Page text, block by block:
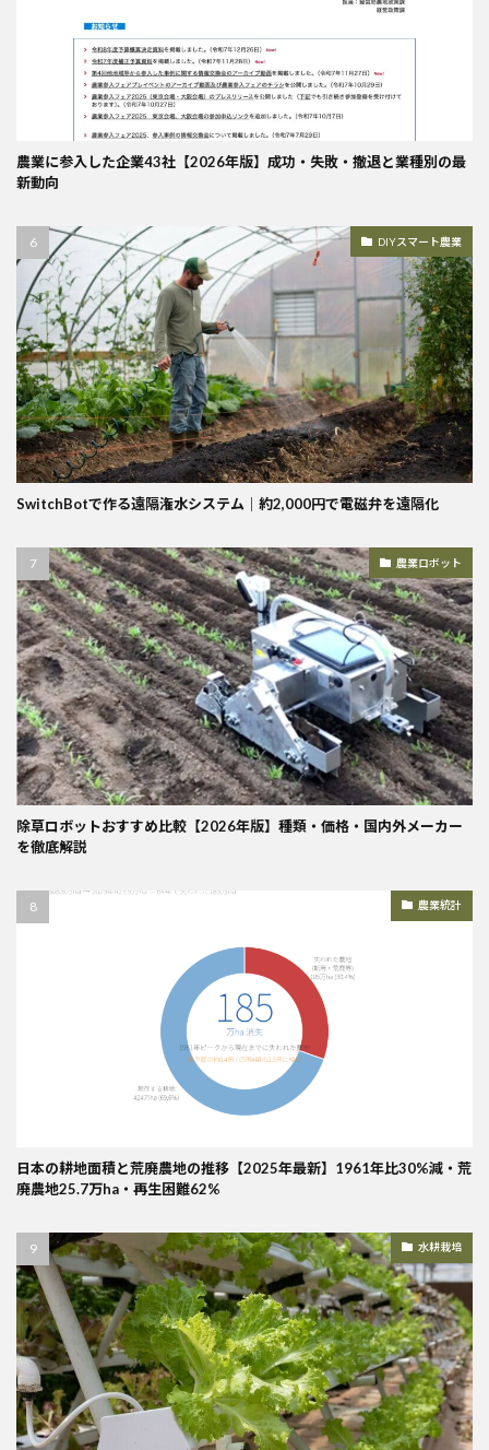
農業に参入した企業43社【2026年版】成功・失敗・撤退と業種別の最
新動向
DIYスマート農業
SwitchBotで作る遠隔潅水システム｜約2,000円で電磁弁を遠隔化
農業ロボット
除草ロボットおすすめ比較【2026年版】種類・価格・国内外メーカー
を徹底解説
農業統計
日本の耕地面積と荒廃農地の推移【2025年最新】1961年比30%減・荒
廃農地25.7万ha・再生困難62%
水耕栽培